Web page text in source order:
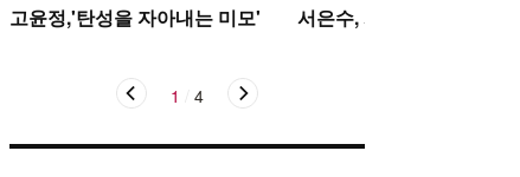
고윤정,'탄성을 자아내는 미모' 서은수, 사뿐사뿐
1 4